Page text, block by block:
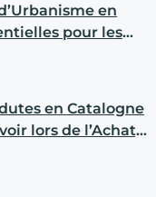
en
pour les
en Catalogne
lors de l’Achat,
Propriétés